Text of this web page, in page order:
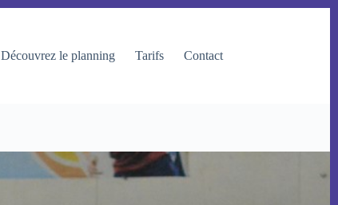
Découvrez le planning Tarifs Contact